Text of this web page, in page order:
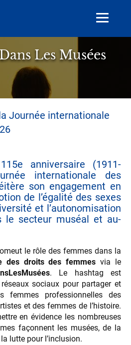
Toggle
Les Musées
Journée internationale
anniversaire (1911-
internationale des
son engagement en
de l’égalité des sexes
et l’autonomisation
le secteur muséal et au-
le rôle des femmes dans la
des droits des femmes via le
. Le hashtag est
sociaux pour partager et
femmes professionnelles des
et des femmes de l’histoire.
en évidence les nombreuses
façonnent les musées, de la
lutte pour l’inclusion.